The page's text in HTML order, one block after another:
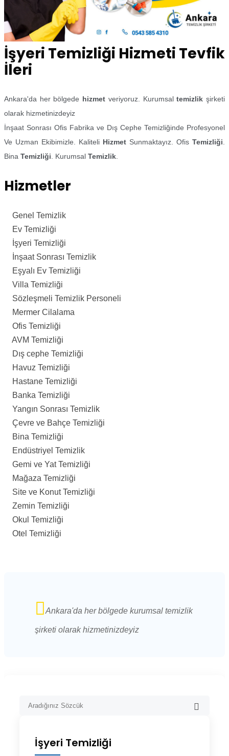
İşyeri Temizliği Hizmeti Tevfik
İleri
Ankara'da her bölgede hizmet veriyoruz. Kurumsaltemizlik şirketi
olarak hizmetinizdeyiz
İnşaat Sonrası Ofis Fabrika ve Dış Cephe Temizliğinde Profesyonel
Ve Uzman Ekibimizle. Kaliteli Hizmet Sunmaktayız. Ofis Temizliği
Bina Temizliği . Kurumsal Temizlik
Hizmetler
Genel Temizlik
Ev Temizliği
İşyeri Temizliği
İnşaat Sonrası Temizlik
Eşyalı Ev Temizliği
Villa Temizliği
Sözleşmeli Temizlik Personeli
Mermer Cilalama
Ofis Temizliği
AVM Temizliği
Dış cephe Temizliği
Havuz Temizliği
Hastane Temizliği
Banka Temizliği
Yangın Sonrası Temizlik
Çevre ve Bahçe Temizliği
Bina Temizliği
Endüstriyel Temizlik
Gemi ve Yat Temizliği
Mağaza Temizliği
Site ve Konut Temizliği
Zemin Temizliği
Okul Temizliği
Otel Temizliği
Ankara'da her bölgede kurumsal temizlik
şirketi olarak hizmetinizdeyiz
İşyeri Temizliği